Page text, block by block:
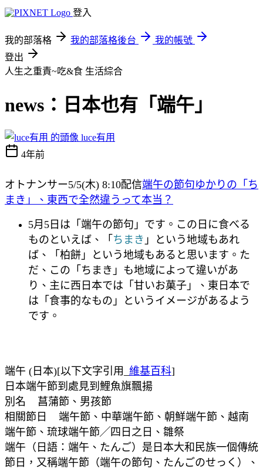
登入
我的部落格 我的部落格後台
我的帳號
登出
人生之重責~吃&食 生活綜合
news：日本也有「端午」
luce有用
4年前
オトナンサー5/5(木) 8:10配信端午の節句ゆかりの「ち
まき」、東西で全然違うって本当？
5月5日は「端午の節句」です。この日に食べる
ものといえば、「 ちまき 」という地域もあれ
ば、「柏餅」という地域もあると思います。た
だ、この「ちまき」も地域によって違いがあ
り、主に西日本では「甘いお菓子」、東日本で
は「食事的なもの」というイメージがあるよう
です。
端午 (日本)[以下文字引用_ 維基百科]
日本端午節到處見到鯉魚旗飄揚
別名 菖蒲節、男孩節
相關節日 端午節、中華端午節、朝鮮端午節、越南
端午節、琉球端午節╱四日之日、雛祭
端午（日語：端午、たんご）是日本大和民族一個傳統
節日，又稱端午節（端午の節句、たんごのせっく）、